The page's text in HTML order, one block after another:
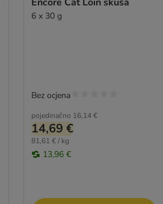
6 x 30 g
pojedinačno 16,14 €
14,69 €
81,61 € / kg
13,96 €
Bez ocjena